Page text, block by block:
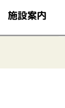
施設案内